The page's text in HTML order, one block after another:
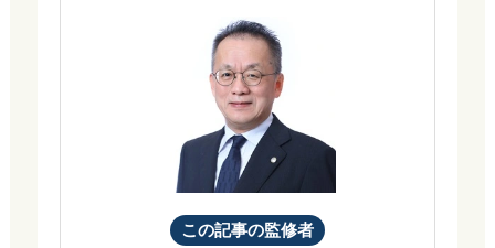
この記事の監修者